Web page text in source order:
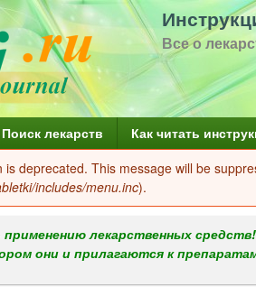
к
Все о
Поиск лекарств Как читать
is deprecated. This message will be
includes/menu.inc).
лекарственных
они и прилагаются к